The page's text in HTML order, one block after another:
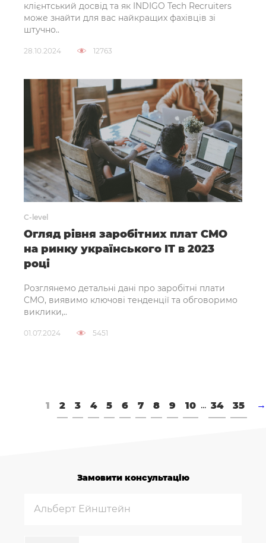
клієнтський досвід та як INDIGO Tech Recruiters
може знайти для вас найкращих фахівців зі
штучно..
28.10.2024 12763
C-level
Огляд рівня заробітних плат СМО
на ринку українського IT в 2023
році
Розглянемо детальні дані про заробітні плати
CMO, виявимо ключові тенденції та обговоримо
виклики,..
01.07.2024 5451
1 2 3 4 5 6 7 8 9 10 ... 34 35 →
Замовити консультацію